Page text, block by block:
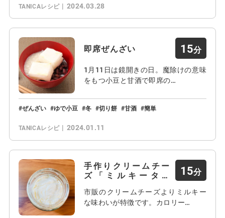
TANICAレシピ 2024.03.28
即席ぜんざい 15
1月11日は鏡開きの日。魔除けの意味
をもつ小豆と甘酒で即席の…
ぜんざい ゆで小豆 冬 切り餅 甘酒 簡単
TANICAレシピ 2024.01.11
手作りクリームチー
ズ「ミルキータイ
15
市販のクリームチーズよりミルキー
な味わいが特徴です。カロリー…